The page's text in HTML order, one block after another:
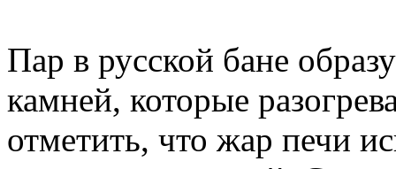
Пар в русской бане
камней, которые
отметить, что жар печи